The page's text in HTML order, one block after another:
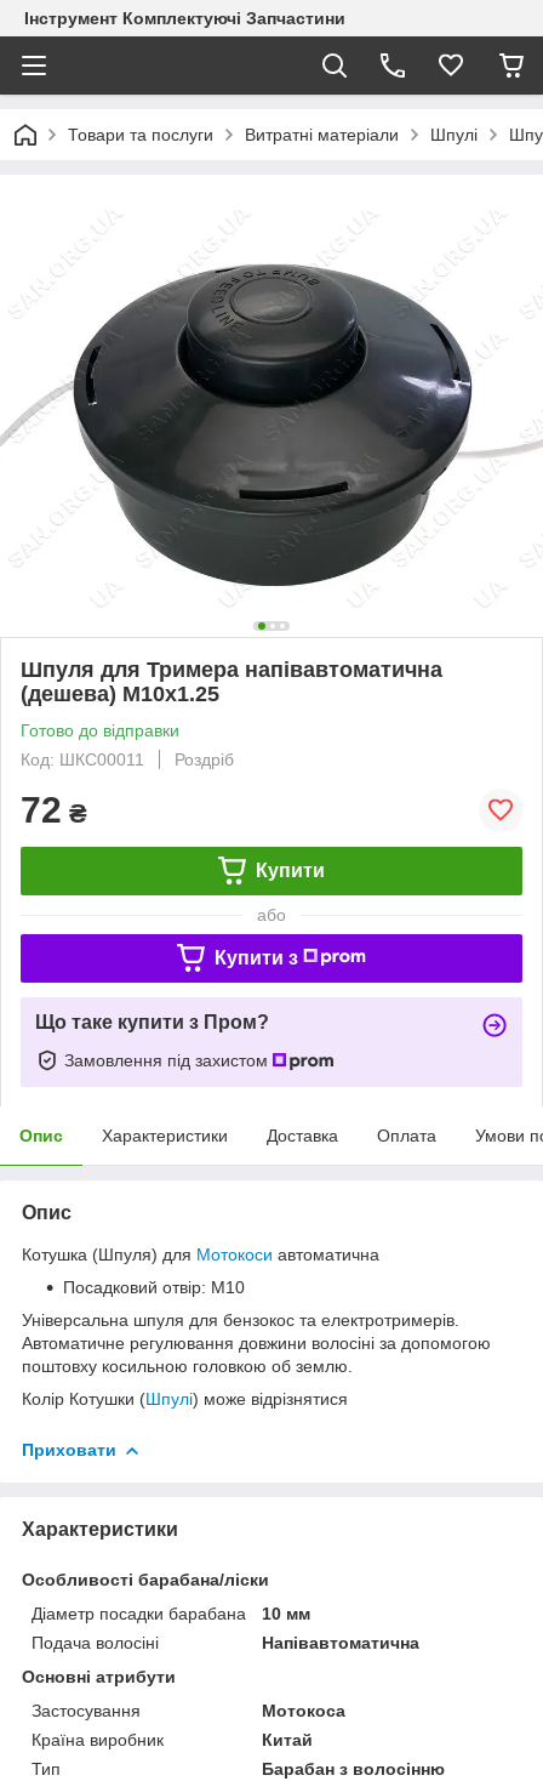
Інструмент Комплектуючі Запчастини
Товари та послуги Витратні матеріали Шпулі
Шпуля для Тримера напівавтоматична
(дешева) М10х1.25
Готово до відправки
Код: ШКС00011
Роздріб
72 ₴
Купити
або
Купити з
Що таке купити з Пром?
Замовлення під захистом
Опис Характеристики Доставка Оплата Умови
Опис
Котушка (Шпуля) для Мотокоси автоматична
Посадковий отвір: М10
Універсальна шпуля для бензокос та електротримерів.
Автоматичне регулювання довжини волосіні за допомогою
поштовху косильною головкою об землю.
Колір Котушки (Шпулі) може відрізнятися
Приховати
Характеристики
Особливості барабана/ліски
Діаметр посадки барабана
10 мм
Подача волосіні
Напівавтоматична
Основні атрибути
Застосування
Мотокоса
Країна виробник
Китай
Тип
Барабан з волосінню